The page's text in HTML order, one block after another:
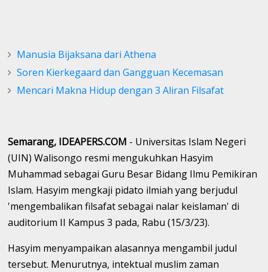
Manusia Bijaksana dari Athena
Soren Kierkegaard dan Gangguan Kecemasan
Mencari Makna Hidup dengan 3 Aliran Filsafat
Semarang, IDEAPERS.COM - Universitas Islam Negeri
(UIN) Walisongo resmi mengukuhkan Hasyim
Muhammad sebagai Guru Besar Bidang Ilmu Pemikiran
Islam. Hasyim mengkaji pidato ilmiah yang berjudul
'mengembalikan filsafat sebagai nalar keislaman' di
auditorium II Kampus 3 pada, Rabu (15/3/23).
Hasyim menyampaikan alasannya mengambil judul
tersebut. Menurutnya, intektual muslim zaman